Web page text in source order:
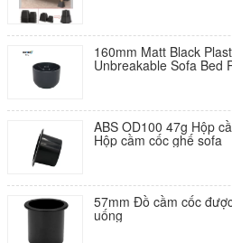
160mm Matt Black
Unbreakable Sofa Bed
ABS OD100 47g Hộp
Hộp cầm cốc ghế sofa
57mm Đồ cầm cốc
uống